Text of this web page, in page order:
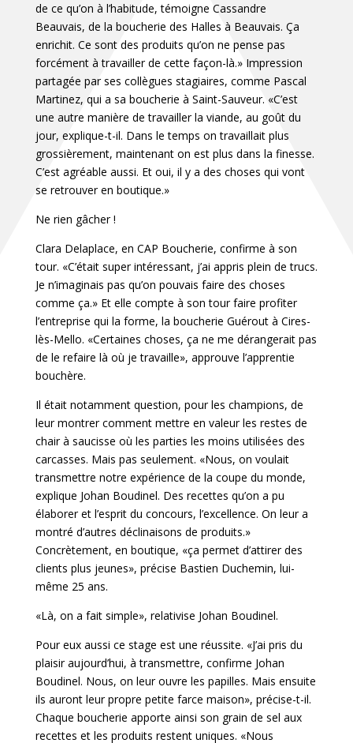
de ce qu’on à l’habitude, témoigne Cassandre
Beauvais, de la boucherie des Halles à Beauvais. Ça
enrichit. Ce sont des produits qu’on ne pense pas
forcément à travailler de cette façon-là.» Impression
partagée par ses collègues stagiaires, comme Pascal
Martinez, qui a sa boucherie à Saint-Sauveur. «C’est
une autre manière de travailler la viande, au goût du
jour, explique-t-il. Dans le temps on travaillait plus
grossièrement, maintenant on est plus dans la finesse.
C’est agréable aussi. Et oui, il y a des choses qui vont
se retrouver en boutique.»
Ne rien gâcher !
Clara Delaplace, en CAP Boucherie, confirme à son
tour. «C’était super intéressant, j’ai appris plein de trucs.
Je n’imaginais pas qu’on pouvais faire des choses
comme ça.» Et elle compte à son tour faire profiter
l’entreprise qui la forme, la boucherie Guérout à Cires-
lès-Mello. «Certaines choses, ça ne me dérangerait pas
de le refaire là où je travaille», approuve l’apprentie
bouchère.
Il était notamment question, pour les champions, de
leur montrer comment mettre en valeur les restes de
chair à saucisse où les parties les moins utilisées des
carcasses. Mais pas seulement. «Nous, on voulait
transmettre notre expérience de la coupe du monde,
explique Johan Boudinel. Des recettes qu’on a pu
élaborer et l’esprit du concours, l’excellence. On leur a
montré d’autres déclinaisons de produits.»
Concrètement, en boutique, «ça permet d’attirer des
clients plus jeunes», précise Bastien Duchemin, lui-
même 25 ans.
«Là, on a fait simple», relativise Johan Boudinel.
Pour eux aussi ce stage est une réussite. «J’ai pris du
plaisir aujourd’hui, à transmettre, confirme Johan
Boudinel. Nous, on leur ouvre les papilles. Mais ensuite
ils auront leur propre petite farce maison», précise-t-il.
Chaque boucherie apporte ainsi son grain de sel aux
recettes et les produits restent uniques. «Nous